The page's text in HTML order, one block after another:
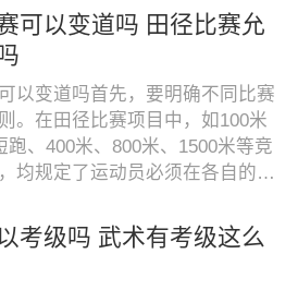
度
可以变道吗 田径比赛允
以变道吗首先，要明确不同比赛
。在田径比赛项目中，如100米
跑、400米、800米、1500米等竞
均规定了运动员必须在各自的跑
则
考级吗 武术有考级这么